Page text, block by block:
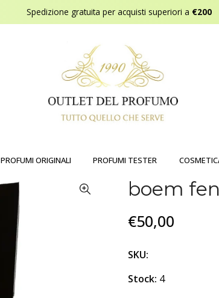
Spedizione gratuita per acquisti superiori a €200
PROFUMI ORIGINALI PROFUMI TESTER
boem
€50,00
SKU:
Stock: 4